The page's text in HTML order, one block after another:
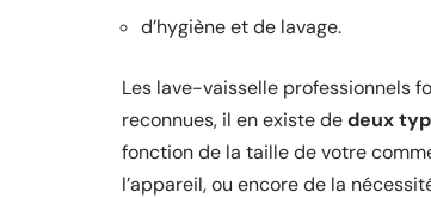
d’hygiène et de lavage.
Les lave-vaisselle professionnels
reconnues, il en existe dedeux
fonction de la taille de votre
l’appareil, ou encore de la